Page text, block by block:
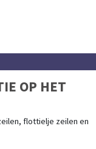
OP HET
flottielje zeilen en